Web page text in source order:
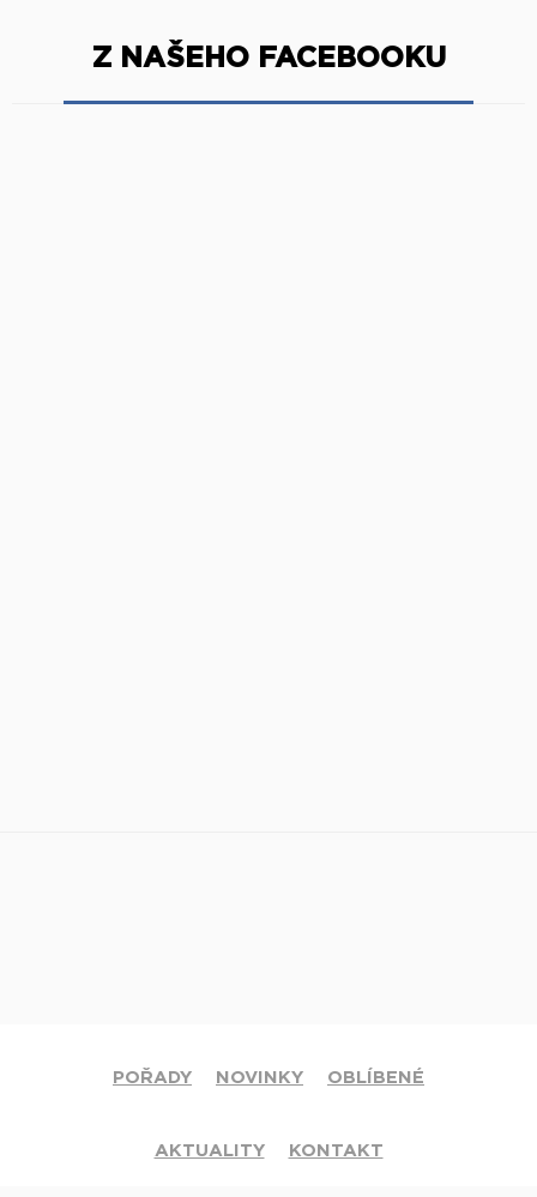
Z NAŠEHO FACEBOOKU
POŘADY NOVINKY OBLÍBENÉ
AKTUALITY KONTAKT